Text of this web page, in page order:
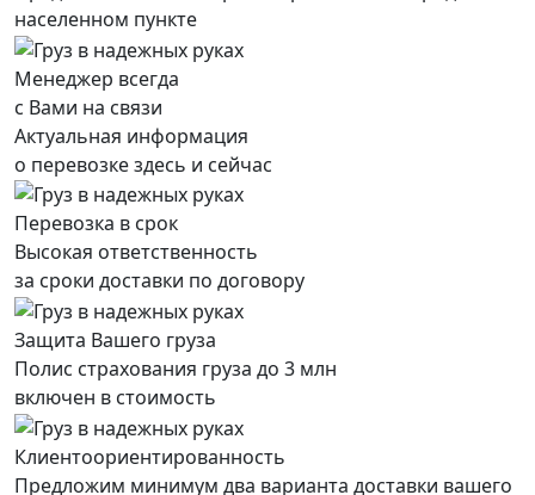
населенном пункте
Менеджер всегда
с Вами на связи
Актуальная информация
о перевозке здесь и сейчас
Перевозка в срок
Высокая ответственность
за сроки доставки по договору
Защита Вашего груза
Полис страхования груза до 3 млн
включен в стоимость
Клиентоориентированность
Предложим минимум два варианта доставки вашего